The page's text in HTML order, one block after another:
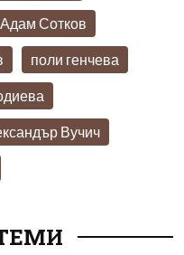
Адам Сотков
поли генчева
Вучич